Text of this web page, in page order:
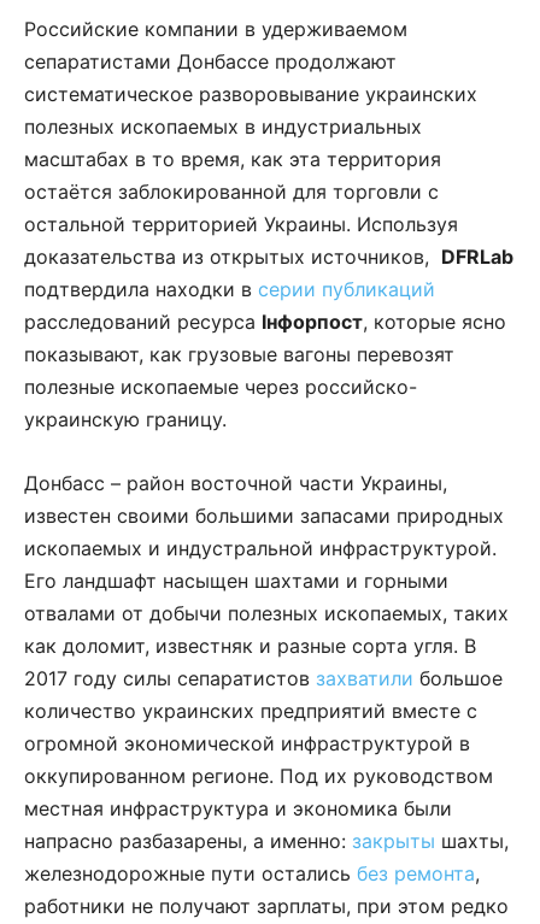
Российские компании в удерживаемом
сепаратистами Донбассе продолжают
систематическое разворовывание украинских
полезных ископаемых в индустриальных
масштабах в то время, как эта территория
остаётся заблокированной для торговли с
остальной территорией Украины. Используя
доказательства из открытых источников, DFRLab
подтвердила находки в серии публикаций
расследований ресурса Інфорпост, которые ясно
показывают, как грузовые вагоны перевозят
полезные ископаемые через российско-
украинскую границу.
Донбасс – район восточной части Украины,
известен своими большими запасами природных
ископаемых и индустральной инфраструктурой.
Его ландшафт насыщен шахтами и горными
отвалами от добычи полезных ископаемых, таких
как доломит, известняк и разные сорта угля. В
2017 году силы сепаратистов захватили большое
количество украинских предприятий вместе с
огромной экономической инфраструктурой в
оккупированном регионе. Под их руководством
местная инфраструктура и экономика были
напрасно разбазарены, а именно: закрыты шахты,
железнодорожные пути остались без ремонта,
работники не получают зарплаты, при этом редко